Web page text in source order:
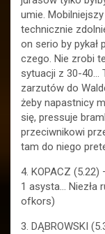
umie.
technicznie
on serio by pykał
czego. Nie zrobi
sytuacji z 30-40…
zarzutów do
żeby napastnicy
się, pressuje
przeciwnikowi
tam do niego
4. KOPACZ
1 asysta… Niezła
ofkors)
3. DĄBROWSKI